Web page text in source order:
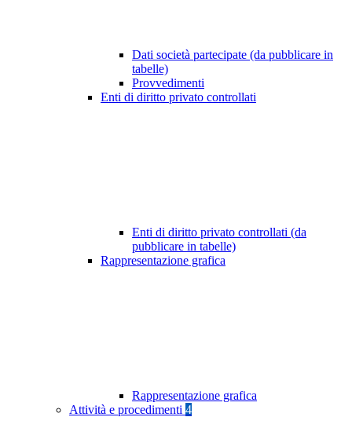
Dati società partecipate (da pubblicare in
tabelle)
Provvedimenti
Enti di diritto privato controllati
Enti di diritto privato controllati (da
pubblicare in tabelle)
Rappresentazione grafica
Rappresentazione grafica
Attività e procedimenti 4